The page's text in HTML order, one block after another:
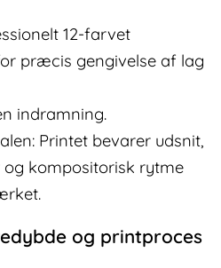
12-farvet
præcis gengivelse af lag
indramning.
Printet bevarer udsnit,
kompositorisk rytme
og printproces